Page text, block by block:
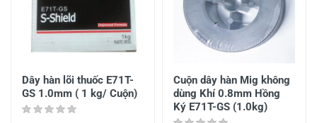
Dây hàn lõi thuốc E71T-
GS 1.0mm ( 1 kg/ Cuộn)
Cuộn dây hàn Mig không
dùng Khí 0.8mm Hồng
Ký E71T-GS (1.0kg)